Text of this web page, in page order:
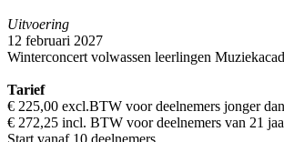
Uitvoering
12 februari 2027
Winterconcert volwassen leerlingen
Tarief
€ 225,00 excl.BTW voor deelnemers jonger
€ 272,25 incl. BTW voor deelnemers van 21
Start vanaf 10 deelnemers